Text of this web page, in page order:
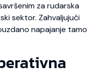
za rudarska
sektor. Zahvaljujući
napajanje tamo